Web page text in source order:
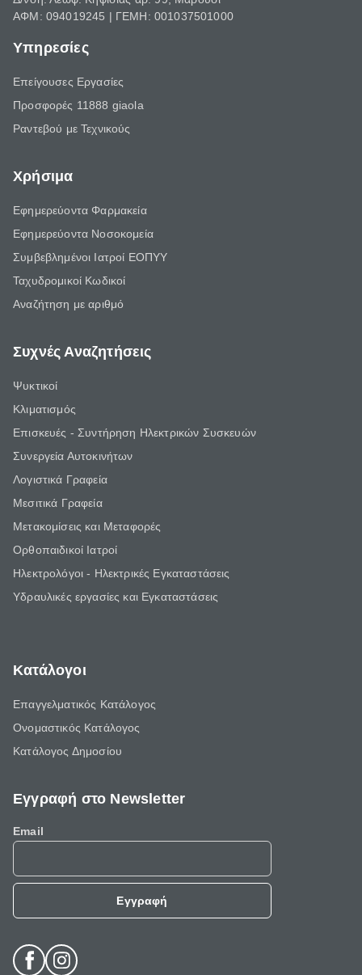
ΑΦΜ: 094019245 | ΓΕΜΗ: 001037501000
Υπηρεσίες
Επείγουσες Εργασίες
Προσφορές 11888 giaola
Ραντεβού με Τεχνικούς
Χρήσιμα
Εφημερεύοντα Φαρμακεία
Εφημερεύοντα Νοσοκομεία
Συμβεβλημένοι Ιατροί ΕΟΠΥΥ
Ταχυδρομικοί Κωδικοί
Αναζήτηση με αριθμό
Συχνές Αναζητήσεις
Ψυκτικοί
Κλιματισμός
Επισκευές - Συντήρηση Ηλεκτρικών Συσκευών
Συνεργεία Αυτοκινήτων
Λογιστικά Γραφεία
Μεσιτικά Γραφεία
Μετακομίσεις και Μεταφορές
Ορθοπαιδικοί Ιατροί
Ηλεκτρολόγοι - Ηλεκτρικές Εγκαταστάσεις
Υδραυλικές εργασίες και Εγκαταστάσεις
Κατάλογοι
Επαγγελματικός Κατάλογος
Ονομαστικός Κατάλογος
Κατάλογος Δημοσίου
Εγγραφή στο Newsletter
Email
Εγγραφή